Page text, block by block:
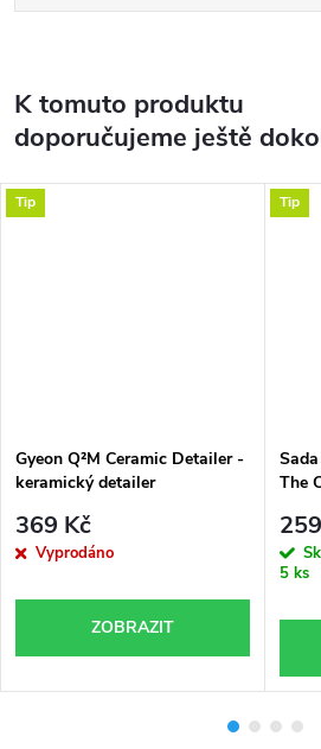
K tomuto produktu
doporučujeme ještě
Tip
Gyeon Q²M Ceramic Detailer -
keramický detailer
369 Kč
Vyprodáno
ZOBRAZIT
Tip
The
Grey)
5 ks